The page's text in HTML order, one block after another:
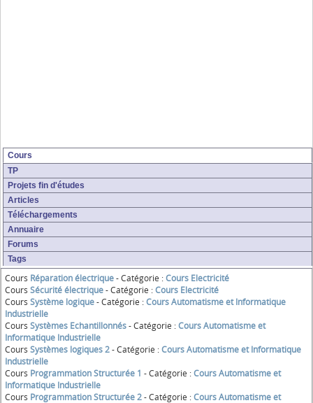
Cours
TP
Projets fin d'études
Articles
Téléchargements
Annuaire
Forums
Tags
Cours Réparation électrique- Catégorie :Cours Electricité
Cours Sécurité électrique- Catégorie :Cours Electricité
Cours Système logique- Catégorie :Cours Automatisme et Informatique
Industrielle
Cours Systèmes Echantillonnés- Catégorie :Cours Automatisme et
Informatique Industrielle
Cours Systèmes logiques 2- Catégorie :Cours Automatisme et Informatique
Industrielle
Cours Programmation Structurée 1 - Catégorie :Cours Automatisme et
Informatique Industrielle
Cours Programmation Structurée 2- Catégorie :Cours Automatisme et